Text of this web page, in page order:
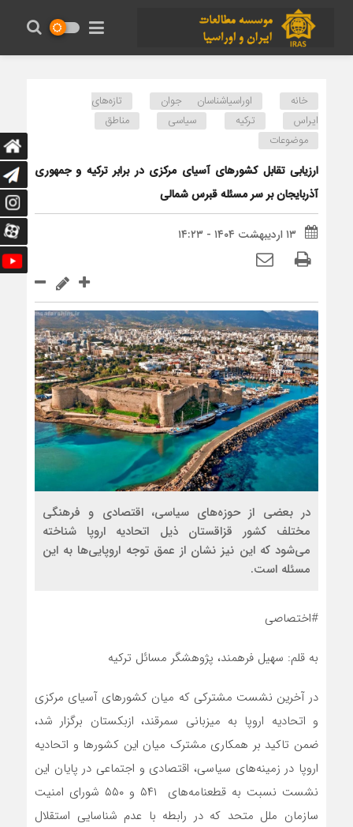
خانه اوراسیاشناسان جوان
تازه‌های
ایراس
ترکیه سیاسی
مناطق
موضوعات
ارزیابی تقابل کشورهای آسیای مرکزی در برابر ترکیه و جمهوری
آذربایجان بر سر مسئله قبرس شمالی
۱۳ اردیبهشت ۱۴۰۴ - ۱۴:۲۳
در بعضی از حوزه‌های سیاسی، اقتصادی و فرهنگی
مختلف کشور قزاقستان ذیل اتحادیه اروپا شناخته
می‌شود که این نیز نشان از عمق توجه اروپایی‌ها به این
مسئله است.
#اختصاصی
به قلم: سهیل فرهمند، پژوهشگر مسائل ترکیه
در آخرین نشست مشترکی که میان کشورهای آسیای مرکزی
و اتحادیه اروپا به میزبانی سمرقند، ازبکستان برگزار شد،
ضمن تاکید بر همکاری مشترک میان این کشورها و اتحادیه
اروپا در زمینه‌های سیاسی، اقتصادی و اجتماعی در پایان این
نشست نسبت به قطعنامه‌های ۵۴۱ و ۵۵۰ شورای امنیت
سازمان ملل متحد که در رابطه با عدم شناسایی استقلال